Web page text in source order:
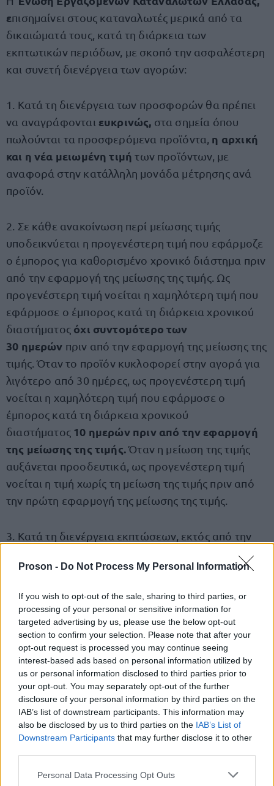
Proson - Do Not Process My Personal Information
If you wish to opt-out of the sale, sharing to third parties, or
processing of your personal or sensitive information for
targeted advertising by us, please use the below opt-out
section to confirm your selection. Please note that after your
opt-out request is processed you may continue seeing
interest-based ads based on personal information utilized by
us or personal information disclosed to third parties prior to
your opt-out. You may separately opt-out of the further
disclosure of your personal information by third parties on the
IAB’s list of downstream participants. This information may
also be disclosed by us to third parties on the IAB’s List of
Downstream Participants that may further disclose it to other
Please note that this website/app uses one or more Google
Personal Data Processing Opt Outs
επισημαίνει στους καταναλωτές μερικά από τα
δικαιώματά τους, κατά τη διάρκεια των
εκπτωτικών περιόδων, με σκοπό την ασφαλέστερη
και συνετή διενέργεια των αγορών:
1. Κατά τη διενέργεια των προσφορών θα πρέπει
να αναγράφονται ευκρινώς, στα σημεία όπου
πωλούνται τα προσφερόμενα προϊόντα, η αρχική
και η νέα μειωμένη τιμή των προϊόντων, με
αναφορά στην κατάλληλη μονάδα μέτρησης ανά
προϊόν.
2. Σε κάθε ανακοίνωση περί μείωσης τιμής
υποδεικνύεται η προγενέστερη τιμή που εφάρμοζε
ο έμπορος για καθορισμένο χρονικό διάστημα πριν
από την εφαρμογή της μείωσης της τιμής. Ως
προγενέστερη τιμή νοείται η χαμηλότερη τιμή που
εφάρμοσε ο έμπορος κατά τη διάρκεια χρονικού
διαστήματος όχι συντομότερο των
30 ημερών πριν από την εφαρμογή της μείωσης της
τιμής. Όταν το προϊόν κυκλοφορεί στην αγορά για
λιγότερο από 30 ημέρες, ως προγενέστερη τιμή
νοείται η χαμηλότερη τιμή που εφάρμοσε ο
έμπορος κατά τη διάρκεια χρονικού
διαστήματος 10 ημερών πριν από την εφαρμογή
της μείωσης της τιμής.Όταν η μείωση της τιμής
αυξάνεται προοδευτικά, ως προγενέστερη τιμή
νοείται η τιμή χωρίς τη μείωση της τιμής πριν από
την πρώτη εφαρμογή της μείωσης της τιμής.
3. Κατά τη διενέργεια εκπτώσεων, εκτός από την
αναγραφή της παλαιάς και της νέας μειωμένης
τιμής των αγαθών και υπηρεσιών που πωλούνται
εμπορική επικοινωνία ποσοστού
έκπτωσης.Εφόσον παρέχεται μειωμένη τιμή σε
περισσότερα από το 60% του συνόλου των
πωλούμενων ειδών, θα πρέπει να αναγράφεται
στην προθήκη του καταστήματος και σε
οποιαδήποτε άλλη εμπορική επικοινωνία το
παρεχόμενο ποσοστό έκπτωσης και στην
περίπτωση που υπάρχουν διαφορετικά ποσοστά
έκπτωσης ανά κατηγορίες προϊόντων, θα πρέπει να
αναγράφεται το εύρος του παρεχόμενου ποσοστού
«από …. % έως …. %»). Σε κάθε άλλη περίπτωση